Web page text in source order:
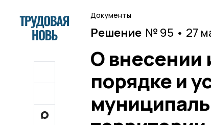
Документы
Решение № 95 • 27
О внесении
порядке и